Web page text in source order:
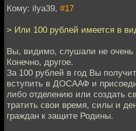
Кому: ilya39, #17
> Или 100 рублей имеется в
Вы, видимо, слушали не очень
Конечно, другое.
За 100 рублей в год Вы
вступить в ДОСААФ и
либо отделению или создать
тратить свои время, силы и
граждан к защите Родины.